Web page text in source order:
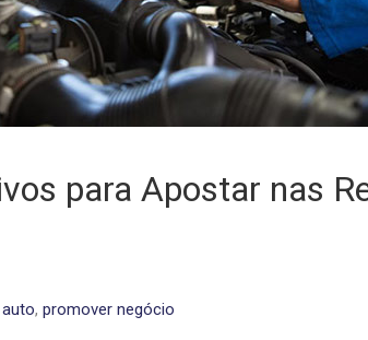
para Apostar nas
, promover negócio